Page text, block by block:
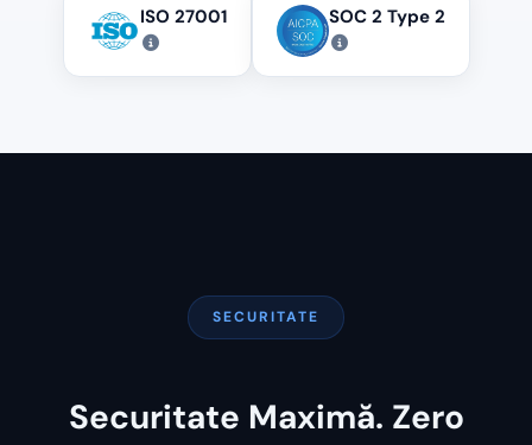
ISO 27001 SOC 2 Type 2
SECURITATE
Securitate Maximă. Zero